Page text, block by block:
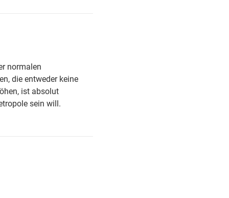
normalen
die entweder keine
ist absolut
sein will.